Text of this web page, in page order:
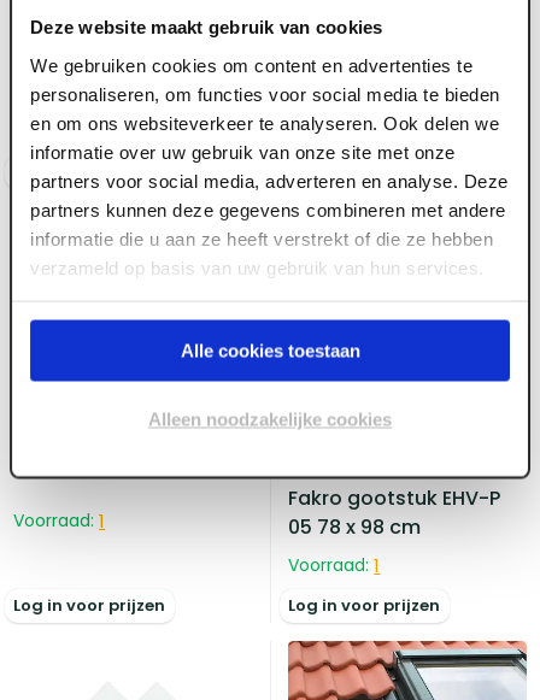
Deze website maakt gebruik van cookies
We gebruiken cookies om content en advertenties te
personaliseren, om functies voor social media te bieden
en om ons websiteverkeer te analyseren. Ook delen we
informatie over uw gebruik van onze site met onze
partners voor social media, adverteren en analyse. Deze
partners kunnen deze gegevens combineren met andere
informatie die u aan ze heeft verstrekt of die ze hebben
verzameld op basis van uw gebruik van hun services.
Alle cookies toestaan
Alleen noodzakelijke cookies
CK02 1000 incl. BFX
waterkerend manchet
550x780mm
Voorraad: 10+
Log in voor prijzen
gegolfde dakmat
Voorraad: 10+
Log in voor prijzen
ART001339
Fakro gootstuk EHV-A 01
Voorraad: 1
Log in voor prijzen
ART001340
Fakro gootstuk EHV-P
05 78 x 98 cm
Voorraad: 1
Log in voor prijzen